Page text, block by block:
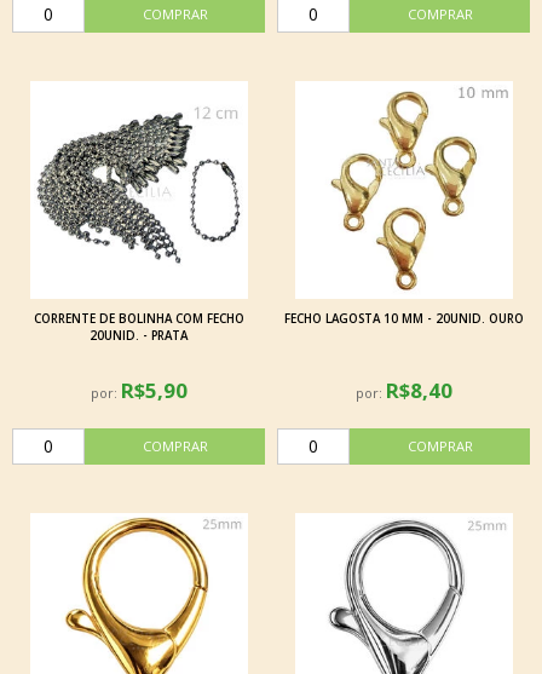
CORRENTE DE BOLINHA COM FECHO
20UNID. - PRATA
por: R$5,90
FECHO LAGOSTA 10 MM - 20UNID. OURO
por: R$8,40